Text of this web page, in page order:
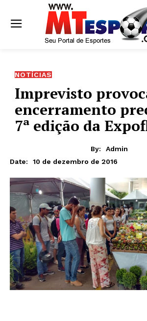
NOTÍCIAS
Imprevisto
encerramento
7ª edição da
By:
Admin
Date:
10 de dezembro de 2016